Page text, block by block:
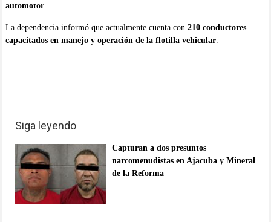
automotor.
La dependencia informó que actualmente cuenta con 210 conductores
capacitados en manejo y operación de la flotilla vehicular.
Siga leyendo
Capturan a dos presuntos
narcomenudistas en Ajacuba y Mineral
de la Reforma